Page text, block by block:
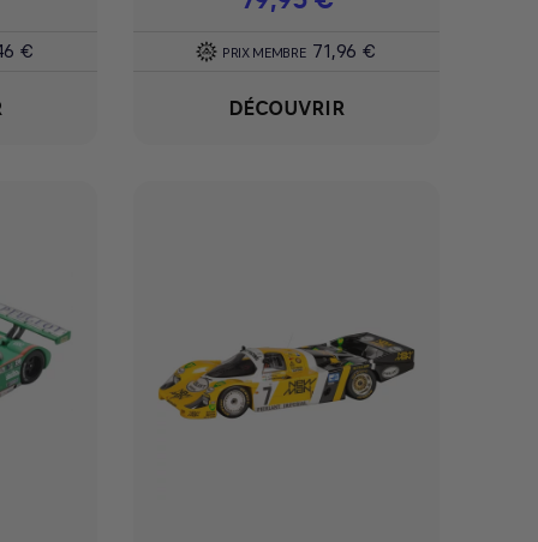
€ PRIX MEMBRE 71,96 €
DÉCOUVRIR